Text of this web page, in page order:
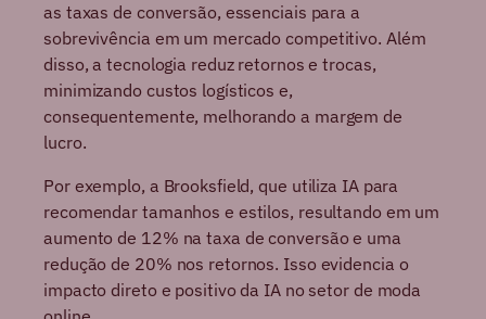
as taxas de conversão, essenciais para a
sobrevivência em um mercado competitivo. Além
disso, a tecnologia reduz retornos e trocas,
minimizando custos logísticos e,
consequentemente, melhorando a margem de
lucro.
Por exemplo, a Brooksfield, que utiliza IA para
recomendar tamanhos e estilos, resultando em um
aumento de 12% na taxa de conversão e uma
redução de 20% nos retornos. Isso evidencia o
impacto direto e positivo da IA no setor de moda